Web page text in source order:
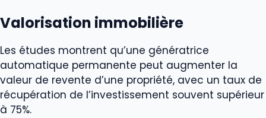
Valorisation immobilière
Les études montrent qu’une génératrice
automatique permanente peut augmenter la
valeur de revente d’une propriété, avec un taux de
récupération de l’investissement souvent supérieur
à 75%.